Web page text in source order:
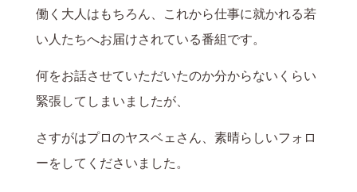
働く大人はもちろん、これから仕事に就かれる若
い人たちへお届けされている番組です。
何をお話させていただいたのか分からないくらい
緊張してしまいましたが、
さすがはプロのヤスベェさん、素晴らしいフォロ
ーをしてくださいました。